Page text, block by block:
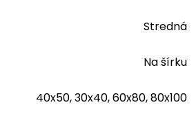
Stredná
Na šírku
40x50, 30x40, 60x80, 80x100